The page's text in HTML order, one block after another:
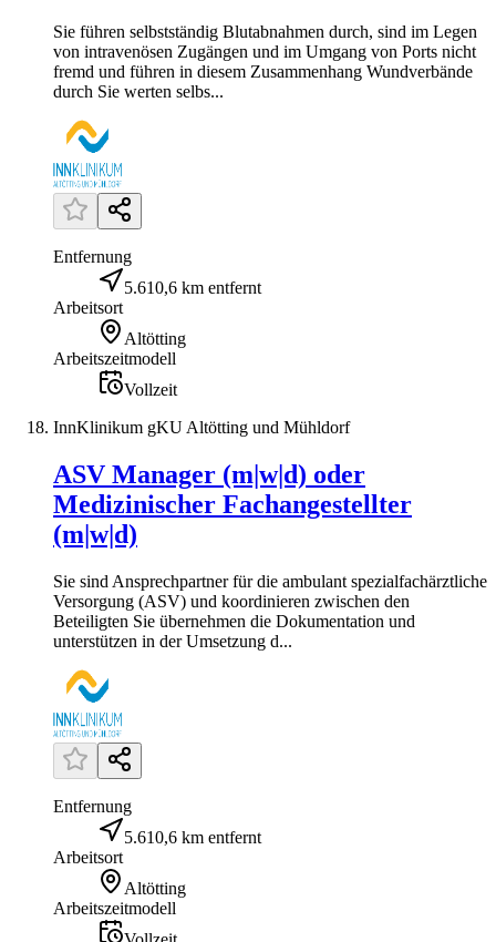
Sie führen selbstständig Blutabnahmen durch, sind im Legen
von intravenösen Zugängen und im Umgang von Ports nicht
fremd und führen in diesem Zusammenhang Wundverbände
durch Sie werten selbs...
Entfernung
5.610,6 km entfernt
Arbeitsort
Altötting
Arbeitszeitmodell
Vollzeit
InnKlinikum gKU Altötting und Mühldorf
ASV Manager (m|w|d) oder
Medizinischer Fachangestellter
(m|w|d)
Sie sind Ansprechpartner für die ambulant spezialfachärztliche
Versorgung (ASV) und koordinieren zwischen den
Beteiligten Sie übernehmen die Dokumentation und
unterstützen in der Umsetzung d...
Entfernung
5.610,6 km entfernt
Arbeitsort
Altötting
Arbeitszeitmodell